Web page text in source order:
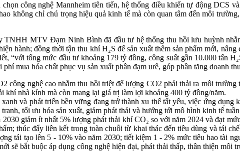
công nghệ Mannheim tiên tiến, hệ thống điều khiển tự động DCS
không chỉ chú trọng hiệu quả kinh tế mà còn quan tâm đến môi
MTV Đạm Ninh Bình đã đầu tư hệ thống thu hồi lưu huỳnh
hành; đồng thời tận thu khí H₂S để sản xuất thêm sản phẩm mới,
tổng mức đầu tư khoảng 179 tỷ đồng, công suất gần 10.000 tấn
mua hóa chất phục vụ sản xuất phân đạm urê, góp phần tăng doanh
nghệ cao nhằm thu hồi triệt để lượng CO2 phải thải ra môi trường
nhà kính mà còn mang lại giá trị làm lợi khoảng 400 tỷ đồng/năm.
và phát triển bền vững đang trở thành xu thế tất yếu, việc ứng dụng
tối ưu hóa sản xuất, giảm phát thải và hướng tới mô hình kinh tế
giảm ít nhất 5% lượng phát thải khí CO₂ so với năm 2024 và đạt
thúc đẩy liên kết trong toàn chuỗi từ khai thác đến tiêu dùng và tái
tái tạo lên 5 - 10% vào năm 2030; tiết kiệm 1 - 2% mức tiêu hao tài
sẽ bắt buộc áp dụng công nghệ hiện đại, phát thải thấp, thân thiện môi